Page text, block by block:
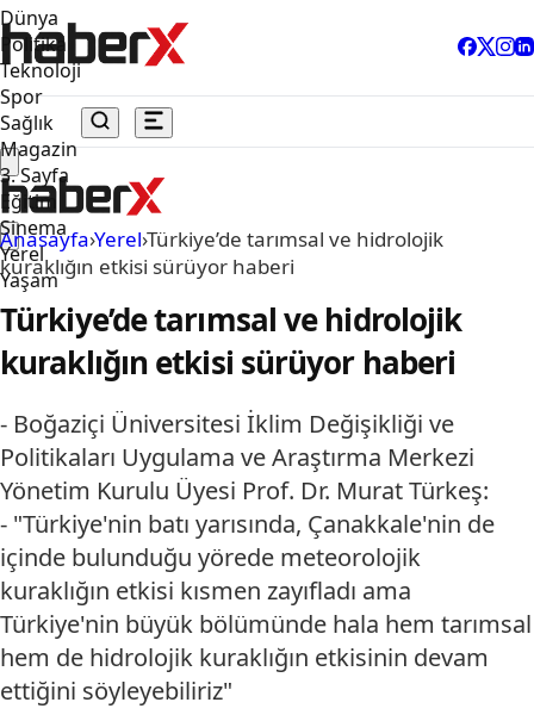
Dünya
Politika
Teknoloji
Spor
Sağlık
Magazin
3. Sayfa
Eğitim
Sinema
Yerel
Yaşam
Anasayfa›Yerel›Türkiye’de tarımsal ve hidrolojik
kuraklığın etkisi sürüyor haberi
Türkiye’de tarımsal ve hidrolojik
kuraklığın etkisi sürüyor haberi
- Boğaziçi Üniversitesi İklim Değişikliği ve
Politikaları Uygulama ve Araştırma Merkezi
Yönetim Kurulu Üyesi Prof. Dr. Murat Türkeş:
- "Türkiye'nin batı yarısında, Çanakkale'nin de
içinde bulunduğu yörede meteorolojik
kuraklığın etkisi kısmen zayıfladı ama
Türkiye'nin büyük bölümünde hala hem tarımsal
hem de hidrolojik kuraklığın etkisinin devam
ettiğini söyleyebiliriz"